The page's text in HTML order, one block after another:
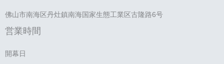
佛山市南海区丹灶鎮南海国家生態工業区古隆路6号
営業時間
開幕日